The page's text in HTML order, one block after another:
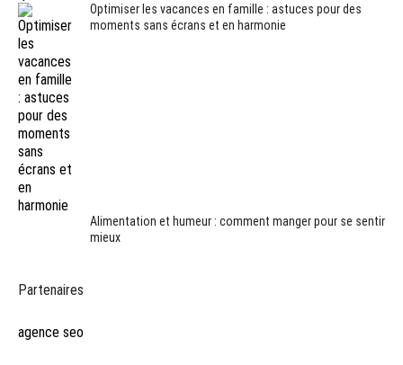
Optimiser les vacances en famille : astuces pour des
moments sans écrans et en harmonie
Alimentation et humeur : comment manger pour se sentir
mieux
Partenaires
agence seo